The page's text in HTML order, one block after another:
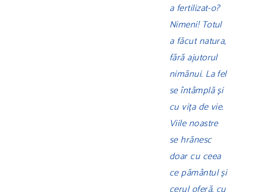
a fertilizat-o?
Nimeni! Totul
a făcut natura,
fără ajutorul
nimănui. La fel
se întâmplă și
cu vița de vie.
Viile noastre
se hrănesc
doar cu ceea
ce pământul și